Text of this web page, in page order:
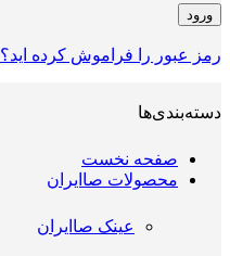
ورود
رمز عبور را فراموش کرده اید؟
دسته‌بندی‌ها
صفحه نخست
محصولات صاایران
عینک صاایران